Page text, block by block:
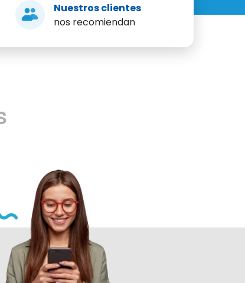
Nuestros clientes
nos recomiendan